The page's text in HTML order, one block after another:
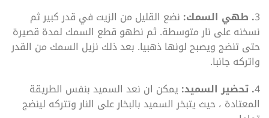
3. طهي السمك: نضع القليل من الزيت في قدر كبير ثم
نسخنه على نار متوسطة. ثم نطهو قطع السمك لمدة قصيرة
حتى تنضج ويصبح لونها ذهبيا. بعد ذلك نزيل السمك من القدر
واتركه جانبا.
4. تحضير السميد: يمكن ان نعد السميد بنفس الطريقة
المعتادة ، حيث يتبخر السميد بالبخار على النار وتتركه لينضج